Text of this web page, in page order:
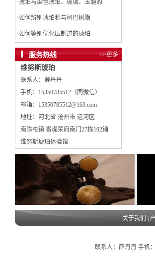
·琥珀与染色琥珀、玻璃、玉髓的
·如何辨别琥珀和与柯巴树脂
·如何鉴别优化压制过的琥珀
服务热线 >>更多
维努斯琥珀
联系人：薛丹丹
手机：15350785512（同微信）
邮箱：15350785512@163.com
地址：河北省 沧州市 运河区
南陈屯镇 香堤荣府南门27栋102铺
维努斯琥珀体验馆
关于我们
联系人：薛丹丹 手机